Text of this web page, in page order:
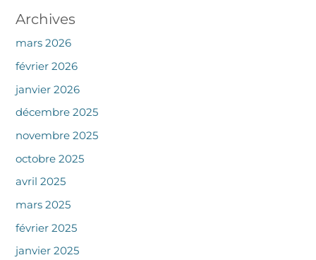
Archives
mars 2026
février 2026
janvier 2026
décembre 2025
novembre 2025
octobre 2025
avril 2025
mars 2025
février 2025
janvier 2025